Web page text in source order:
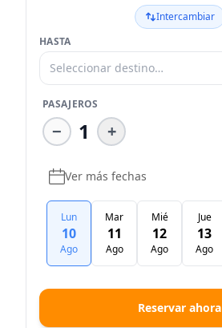
Intercambiar
HASTA
Seleccionar destino…
PASAJEROS
− 1 +
Ver más fechas
Lun
10
Ago
Mar
11
Ago
Mié
12
Ago
Jue
13
Ago
Reservar ahora